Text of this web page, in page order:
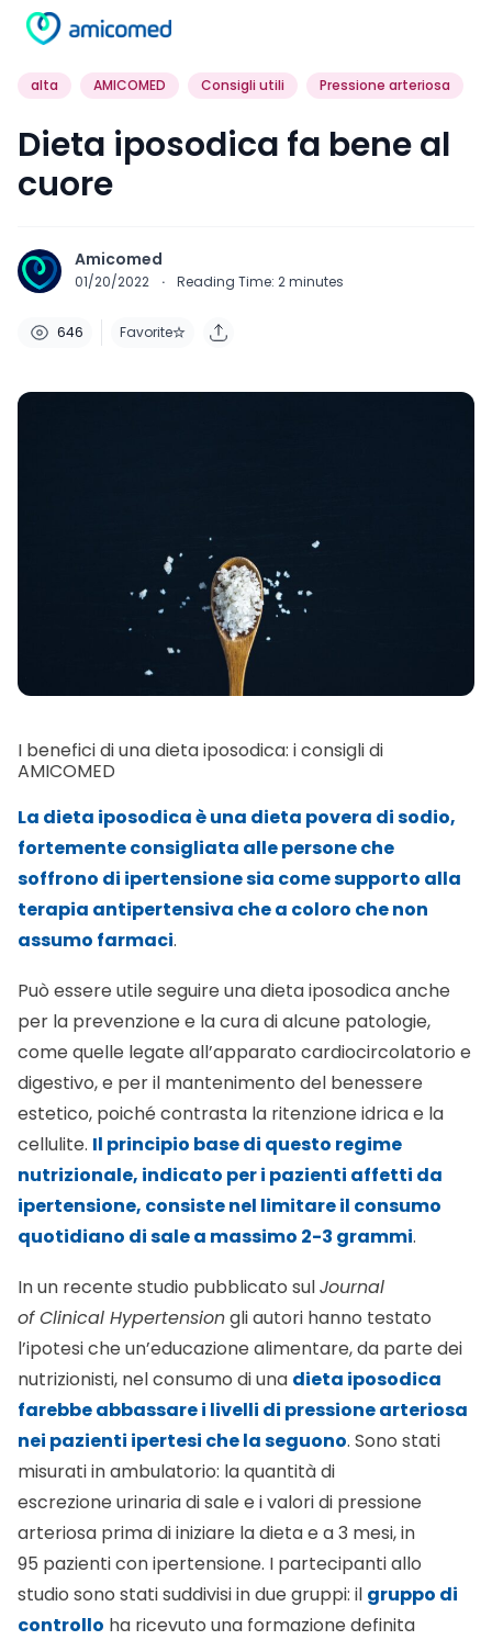
alta AMICOMED Consigli utili Pressione arteriosa
Dieta iposodica fa bene al
cuore
Amicomed
01/20/2022 · Reading Time: 2minutes
646 Favorite
I benefici di una dieta iposodica: i consigli di
AMICOMED
La dieta iposodica è una dieta povera di sodio,
fortemente consigliata alle persone che
soffrono di ipertensionesia come supporto alla
terapia antipertensiva che a coloro che non
assumo farmaci.
Può essere utile seguire una dieta iposodica anche
per la prevenzione e la cura di alcune patologie,
come quelle legate all’apparato cardiocircolatorio e
digestivo, e per il mantenimento del benessere
estetico, poiché contrasta la ritenzione idrica e la
cellulite. Il principio base di questo regime
nutrizionale, indicato per i pazienti affetti da
ipertensione, consiste nel limitare il consumo
quotidiano di sale a massimo 2-3 grammi.
In un recente studio pubblicato sulJournal
of Clinical Hypertensiongli autori hanno testato
l’ipotesi che un’educazione alimentare, da parte dei
nutrizionisti, nel consumo di una dieta iposodica
farebbe abbassare i livelli di pressione arteriosa
nei pazienti ipertesi che la seguono. Sono stati
misurati in ambulatorio: la quantità di
escrezione urinaria di sale e i valori di pressione
arteriosa prima di iniziare la dieta e a 3 mesi, in
95 pazienti con ipertensione. I partecipanti allo
studio sono stati suddivisi in due gruppi: il gruppo di
controllo ha ricevuto una formazione definita